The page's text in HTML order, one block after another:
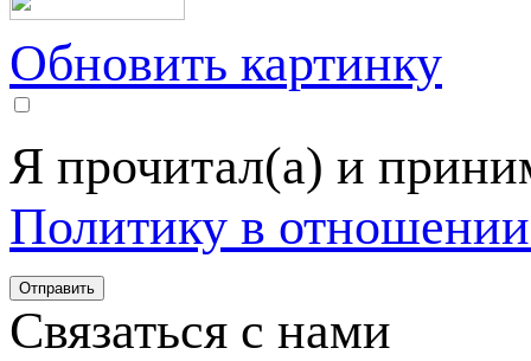
Обновить картинку
Я прочитал(а) и
Политику в
Связаться с нами